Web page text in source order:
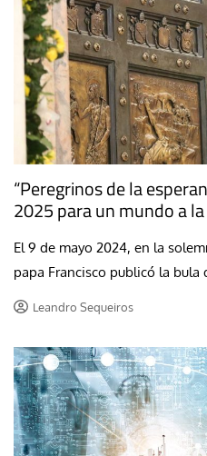
“Peregrinos de la
2025 para un mundo a
El 9 de mayo 2024, en la
papa Francisco publicó la bula
Leandro Sequeiros